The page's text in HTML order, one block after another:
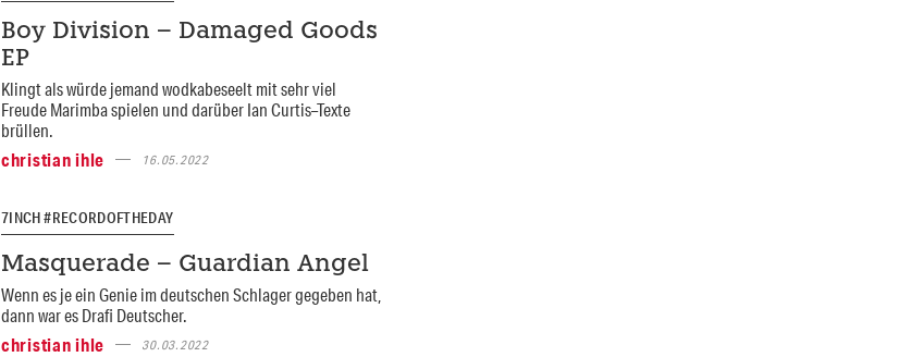
Boy Division – Damaged Goods
EP
Klingt als würde jemand wodkabeseelt mit sehr viel
Freude Marimba spielen und darüber Ian Curtis–Texte
brüllen.
christian ihle
16.05.2022
7INCH #RECORDOFTHEDAY
Masquerade – Guardian Angel
Wenn es je ein Genie im deutschen Schlager gegeben hat,
dann war es Drafi Deutscher.
christian ihle
30.03.2022